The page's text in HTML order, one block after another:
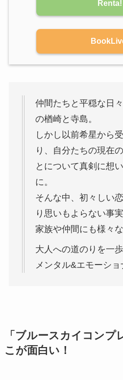
Renta!
仲間たちと平穏な日
の楢崎と寺島。
しかし以前希星から
り、自分たちの現在
とについて真剣に想
に。
そんな中、初々しい
り思いもよらない事
家族や仲間にも様々
大人への道のりを一
メンタル&エモーシ
「ブルースカイコンプ
こが面白い！